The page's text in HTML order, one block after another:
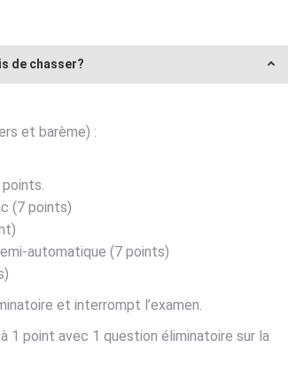
de chasser?
et barème) :
(7 points)
automatique (7 points)
et interrompt l’examen.
1 point avec 1 question éliminatoire sur la